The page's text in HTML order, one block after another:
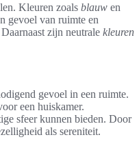
Kleuren zoals blauw en
gevoel van ruimte en
zijn neutrale kleuren
gevoel in een ruimte.
een huiskamer.
sfeer kunnen bieden. Door
als sereniteit.